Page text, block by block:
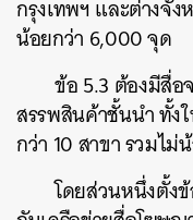
กรุงเทพฯ และต่างจั
น้อยกว่า 6,000 จุด
ข้อ 5.3 ต้องมีสื่
สรรพสินค้าชั้นนำ ทั้ง
กว่า 10 สาขา รวมไ
โดยส่วนหนึ่งตั้งข้